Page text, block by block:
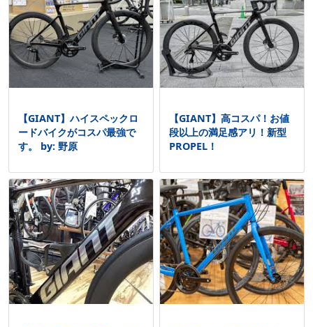
【GIANT】ハイスペックロ
ードバイクがコスパ最強で
す。 by: 野原
【GIANT】高コスパ！お値
段以上の満足感アリ！新型
PROPEL！